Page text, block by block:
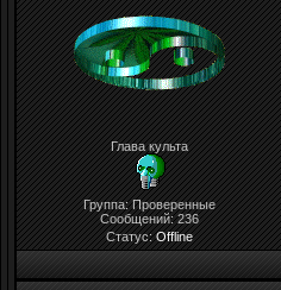
Глава культа
Группа: Проверенные
Сообщений:236
Статус:Offline